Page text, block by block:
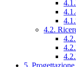
4.2.
5.